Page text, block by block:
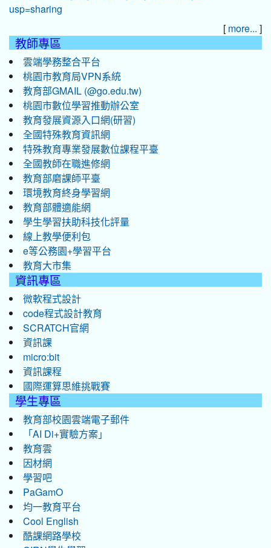
[ more... ]
教師專區
雲端學務整合平台
桃園市教育局VPN系統
教育部GMAIL (@go.edu.tw)
桃園市數位學習推動辦公室
教育發展資源入口網(研習)
全國特殊教育資訊網
特殊教育專業發展數位課程平臺
全國教師在職進修網
教育部磨課師平臺
環境教育終身學習網
教育部體適能網
學生學習扶助科技化評量
線上教學便利包
e等公務園+學習平台
教育大市集
資訊專區
微軟程式設計
code程式設計教育
SCRATCH官網
資訊課
micro:bit
資訊課程
國際運算思維挑戰賽
學生專區
教育部校園雲端電子郵件
「AI Di+實驗方案」
教育雲
因材網
學習吧
PaGamO
均一教育平台
Cool English
酷課網路學校